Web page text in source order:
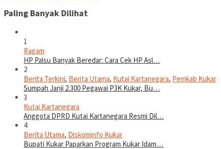
Paling Banyak Dilihat
1
Ragam
HP Palsu Banyak Beredar: Cara Cek HP Asl…
2
Berita Terkini, Berita Utama, Kutai Kartanegara, Pemkab Kukar
Sumpah Janji 2.300 Pegawai P3K Kukar, Bu…
3
Kutai Kartanegara
Anggota DPRD Kutai Kartanegara Resmi Dil…
4
Berita Utama, Diskominfo Kukar
Bupati Kukar Paparkan Program Kukar Idam…